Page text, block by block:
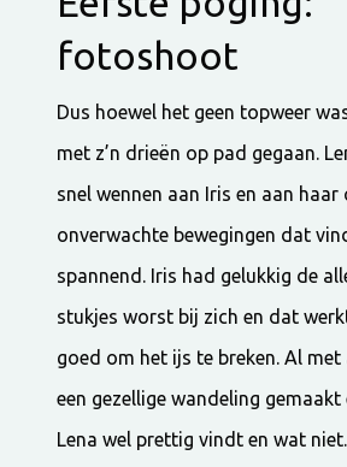
fotoshoot
Dus hoewel het geen topweer
met z’n drieën op pad gegaan.
snel wennen aan Iris en aan haar
onverwachte bewegingen dat
spannend. Iris had gelukkig de
stukjes worst bij zich en dat
goed om het ijs te breken. Al met
een gezellige wandeling gemaakt
Lena wel prettig vindt en wat niet.